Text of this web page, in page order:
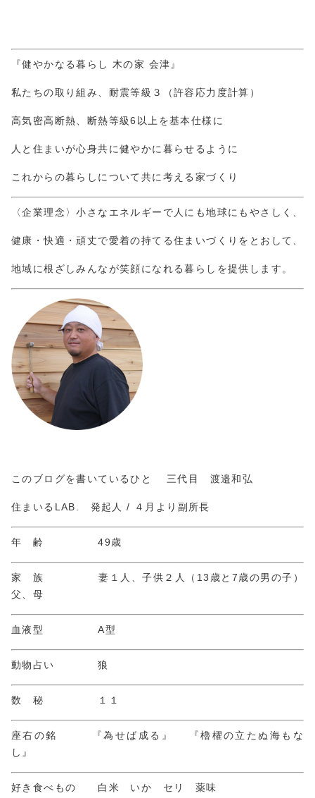
『健やかなる暮らし 木の家 会津』
私たちの取り組み、耐震等級３（許容応力度計算）
高気密高断熱、断熱等級6以上を基本仕様に
人と住まいが心身共に健やかに暮らせるように
これからの暮らしについて共に考える家づくり
〈企業理念〉小さなエネルギーで人にも地球にもやさしく、
健康・快適・頑丈で愛着の持てる住まいづくりをとおして、
地域に根ざしみんなが笑顔になれる暮らしを提供します。
このブログを書いているひと 三代目 渡邉和弘
住まいるLAB. 発起人 / ４月より副所長
年 齢 49歳
家 族 妻１人、子供２人（13歳と7歳の男の子）
父、母
血液型 A型
動物占い 狼
数 秘 １１
座右の銘 『為せば成る』 『櫓櫂の立たぬ海もな
し』
好き食べもの 白米 いか セリ 薬味